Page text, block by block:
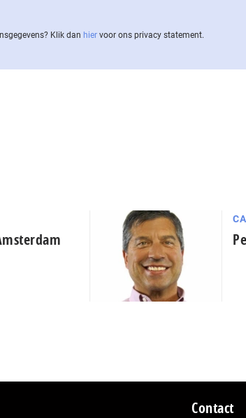
Klik dan hier voor ons privacy statement.
Contact